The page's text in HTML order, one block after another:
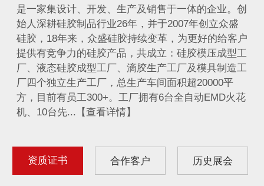
是一家集设计、开发、生产及销售于一体的企业。创
始人深耕硅胶制品行业26年，并于2007年创立众盛
硅胶，18年来，众盛硅胶持续变革，为更好的给客户
提供有竞争力的硅胶产品，共成立：硅胶模压成型工
厂、液态硅胶成型工厂、滴胶生产工厂及模具制造工
厂四个独立生产工厂，总生产车间面积超20000平
方，目前有员工300+。工厂拥有6台全自动EMD火花
机、10台先...【查看详情】
资质证书 合作客户 历史展会